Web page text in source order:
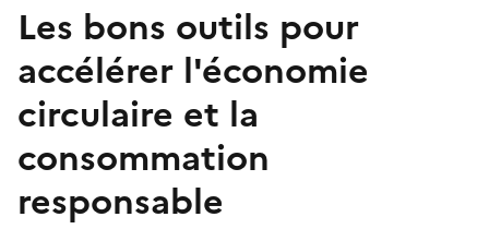
Les bons outils pour
accélérer l'économie
circulaire et la
consommation
responsable